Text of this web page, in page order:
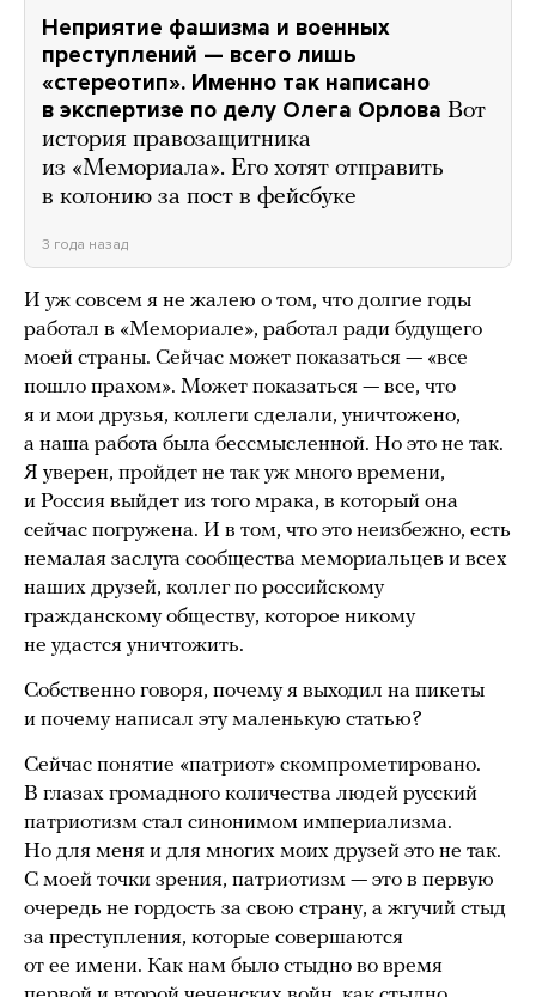
Неприятие фашизма и военных
преступлений — всего лишь
«стереотип». Именно так написано
в экспертизе по делу Олега Орлова Вот
история правозащитника
из «Мемориала». Его хотят отправить
в колонию за пост в фейсбуке
3 года назад
И уж совсем я не жалею o том, что долгие годы
работал в «Мемориале», работал ради будущего
моей страны. Сейчас может показаться — «все
пошло прахом». Может показаться — все, что
я и мои друзья, коллеги сделали, уничтожено,
а наша работа была бессмысленной. Но это не так.
Я уверен, пройдет не так уж много времени,
и Россия выйдет из того мрака, в который она
сейчас погружена. И в том, что это неизбежно, есть
немалая заслуга сообщества мемориальцев и всех
наших друзей, коллег по российскому
гражданскому обществу, которое никому
не удастся уничтожить.
Собственно говоря, почему я выходил на пикеты
и почему написал эту маленькую статью?
Сейчас понятие «патриот» скомпрометировано.
В глазах громадного количества людей русский
патриотизм стал синонимом империализма.
Но для меня и для многих моих друзей это не так.
С моей точки зрения, патриотизм — это в первую
очередь не гордость за свою страну, а жгучий стыд
за преступления, которые совершаются
от ее имени. Как нам было стыдно во время